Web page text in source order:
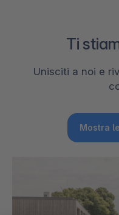
Ti
Unisciti a noi e
Mostra